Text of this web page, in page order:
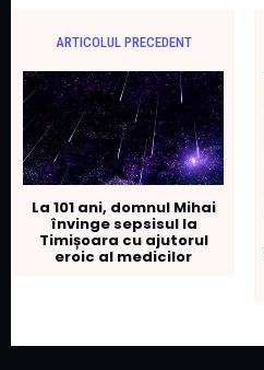
ARTICOLUL PRECEDENT
La 101 ani, domnul Mihai
învinge sepsisul la
Timișoara cu ajutorul
eroic al medicilor